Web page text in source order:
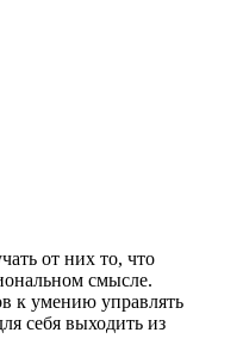
от них то, что
смысле.
к умению управлять
себя выходить из